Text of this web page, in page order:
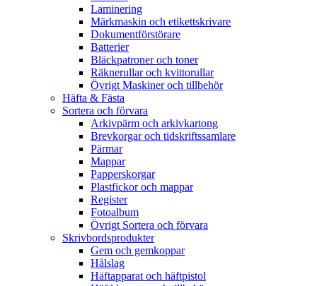
Laminering
Märkmaskin och etikettskrivare
Dokumentförstörare
Batterier
Bläckpatroner och toner
Räknerullar och kvittorullar
Övrigt Maskiner och tillbehör
Häfta & Fästa
Sortera och förvara
Arkivpärm och arkivkartong
Brevkorgar och tidskriftssamlare
Pärmar
Mappar
Papperskorgar
Plastfickor och mappar
Register
Fotoalbum
Övrigt Sortera och förvara
Skrivbordsprodukter
Gem och gemkoppar
Hålslag
Häftapparat och häftpistol